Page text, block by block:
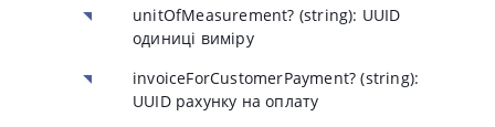
unitOfMeasurement? (string): UUID
одиниці виміру
invoiceForCustomerPayment? (string):
UUID рахунку на оплату